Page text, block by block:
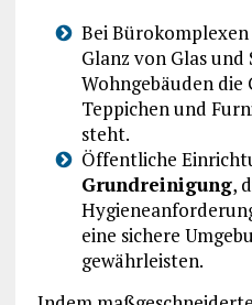
Bei
Glanz von Glas
Wohngebäuden
Teppichen und
steht.
Öffentliche
Grundreinigung,
eine sichere
gewährleisten.